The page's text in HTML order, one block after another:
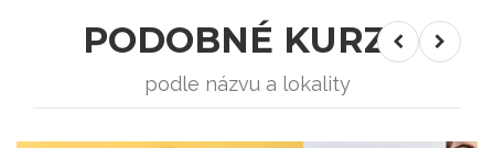
PODOBNÉ KURZY
podle názvu a lokality